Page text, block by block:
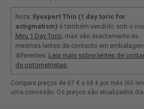
Nota: Eyexpert Thin (1 day toric for
astigmatism) é também vendido sob o
Miru 1 Day Toric, mas são exactamente as
mesmas lentes de contacto em
diferentes. Leia mais sobre lentes de
de optometristas.
Compare preços de 67 € a 68 € por mês (60
uma comissão. Os preços são atualizados